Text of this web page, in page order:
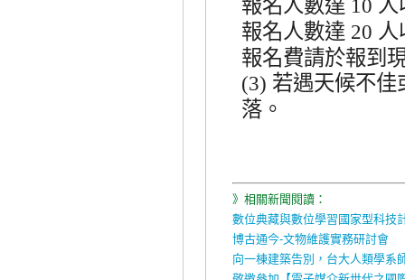
10
報名人數達 20 人
報名費請於報到
(3) 若遇天候不
落。
》相關新聞閱讀：
數位典藏與數位學習國家型科技
博古通今-文物維護實務研討會
向一棟建築告別，台大人類學系